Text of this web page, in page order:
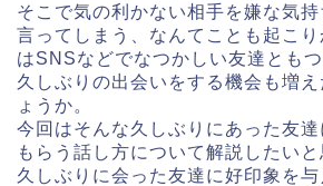
そこで気の利かない相手を嫌な気
言ってしまう、なんてことも起こ
はSNSなどでなつかしい友達とも
久しぶりの出会いをする機会も増
ょうか。
今回はそんな久しぶりにあった友
もらう話し方について解説したいと
久しぶりに会った友達に好印象を